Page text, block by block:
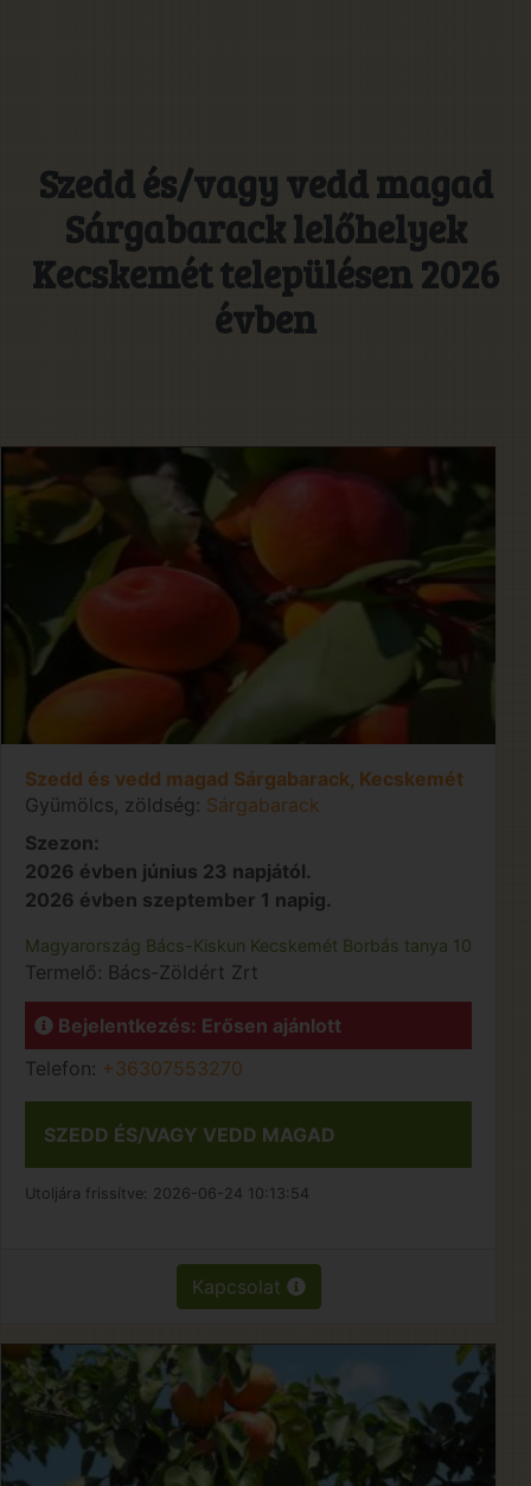
Szedd és/vagy vedd magad
Sárgabarack lelőhelyek
Kecskemét településen 2026
évben
Szedd és vedd magad Sárgabarack, Kecskemét
Gyümölcs, zöldség: Sárgabarack
Szezon:
2026 évben június 23 napjától.
2026 évben szeptember 1 napig.
Magyarország Bács-Kiskun Kecskemét Borbás tanya 10
Termelő: Bács-Zöldért Zrt
Bejelentkezés: Erősen ajánlott
Telefon: +36307553270
SZEDD ÉS/VAGY VEDD MAGAD
Utoljára frissítve: 2026-06-24 10:13:54
Kapcsolat